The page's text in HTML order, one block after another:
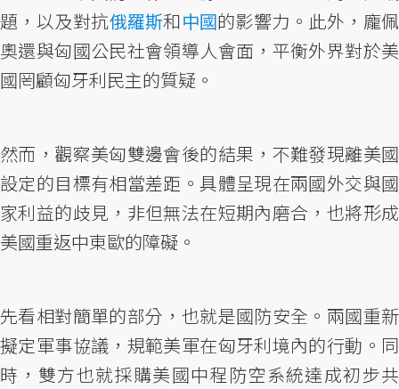
題，以及對抗俄羅斯和中國的影響力。此外，龐佩
奧還與匈國公民社會領導人會面，平衡外界對於美
國罔顧匈牙利民主的質疑。
然而，觀察美匈雙邊會後的結果，不難發現離美國
設定的目標有相當差距。具體呈現在兩國外交與國
家利益的歧見，非但無法在短期內磨合，也將形成
美國重返中東歐的障礙。
先看相對簡單的部分，也就是國防安全。兩國重新
擬定軍事協議，規範美軍在匈牙利境內的行動。同
時，雙方也就採購美國中程防空系統達成初步共